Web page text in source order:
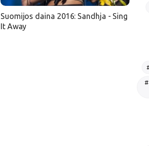
Suomijos daina 2016: Sandhja - Sing
It Away
#